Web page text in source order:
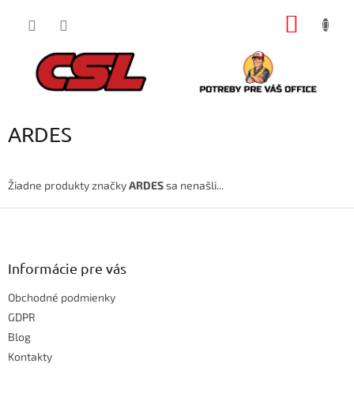
ARDES
Žiadne produkty značkyARDESsa nenašli...
Z
Informácie pre vás
Obchodné podmienky
GDPR
Blog
Kontakty